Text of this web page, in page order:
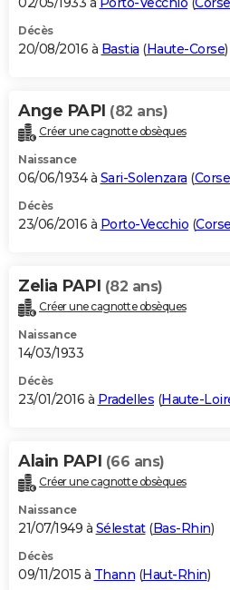
Décès
20/08/2016 à Bastia (Haute-Corse)
Ange PAPI (82 ans)
Créer une cagnotte obsèques
Naissance
06/06/1934 à Sari-Solenzara (
Décès
23/06/2016 à Porto-Vecchio (
Zelia PAPI (82 ans)
Créer une cagnotte obsèques
Naissance
14/03/1933
Décès
23/01/2016 à Pradelles (Haute-
Alain PAPI (66 ans)
Créer une cagnotte obsèques
Naissance
21/07/1949 à Sélestat(Bas-Rhin)
Décès
09/11/2015 à Thann (Haut-Rhin)